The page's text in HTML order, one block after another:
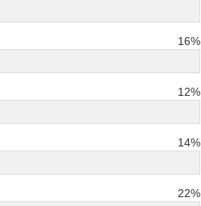
16%
12%
14%
22%